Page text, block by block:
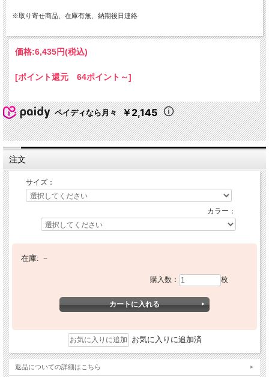
※取り寄せ商品、在庫有無、納期後日連絡
価格:6,435円(税込)
[ポイント還元 64ポイント～]
ペイディなら月々 ￥2,145
注文
サイズ：
カラー：
在庫: －
購入数： 枚
お気に入りに追加済
返品についての詳細はこちら